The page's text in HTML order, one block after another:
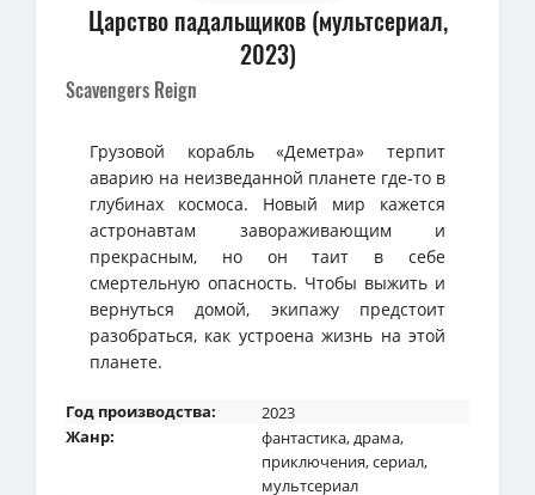
Царство падальщиков (мультсериал,
2023)
Scavengers Reign
Грузовой корабль «Деметра» терпит
аварию на неизведанной планете где-то в
глубинах космоса. Новый мир кажется
астронавтам завораживающим и
прекрасным, но он таит в себе
смертельную опасность. Чтобы выжить и
вернуться домой, экипажу предстоит
разобраться, как устроена жизнь на этой
планете.
Год производства:
2023
Жанр:
фантастика,драма,
приключения,сериал,
мультсериал